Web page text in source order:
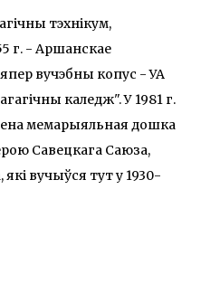
тэхнікум,
г. - Аршанскае
вучэбны копус - УА
каледж". У 1981 г.
мемарыяльная дошка
Савецкага Саюза,
вучыўся тут у 1930-